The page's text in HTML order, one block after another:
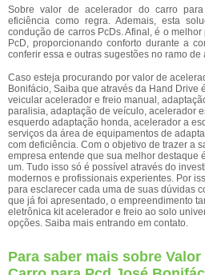
Sobre valor de acelerador do carro
eficiência como regra. Ademais, esta
condução de carros PcDs. Afinal, é o
PcD, proporcionando conforto durante a
conferir essa e outras sugestões no ramo
Caso esteja procurando por valor de
Bonifácio, Saiba que através da Hand Drive
veicular acelerador e freio manual,
paralisia, adaptação de veículo, acelerador
esquerdo adaptação honda, acelerador a
serviços da área de equipamentos de
com deficiência. Com o objetivo de trazer a
empresa entende que sua melhor destaque
um. Tudo isso só é possível através do
modernos e profissionais experientes. Por
para esclarecer cada uma de suas dúvidas
que já foi apresentado, o empreendimento
eletrônica kit acelerador e freio ao solo
opções. Saiba mais entrando em contato.
Para saber mais sobre